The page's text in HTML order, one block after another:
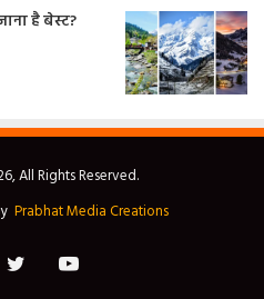
है बेस्ट?
All Rights Reserved.
Prabhat Media Creations
TwitterYouTube